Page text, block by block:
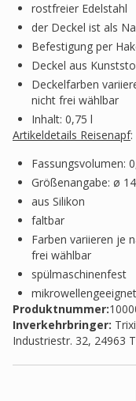
rostfreier Edelstahl
der Deckel ist als
Befestigung per
Deckel aus
Deckelfarben
nicht frei wählbar
Inhalt: 0,75 l
Artikeldetails Reisenapf:
Fassungsvolumen:
Größenangabe: ø
aus Silikon
faltbar
Farben variieren je
frei wählbar
spülmaschinenfest
mikrowellengeeignet
Produktnummer:
Inverkehrbringer:
Industriestr. 32, 24963